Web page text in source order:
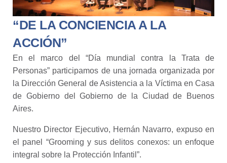
“DE LA CONCIENCIA A LA
ACCIÓN”
En el marco del “Día mundial contra la Trata de
Personas” participamos de una jornada organizada por
la Dirección General de Asistencia a la Víctima en Casa
de Gobierno del Gobierno de la Ciudad de Buenos
Aires.
Nuestro Director Ejecutivo, Hernán Navarro, expuso en
el panel “Grooming y sus delitos conexos: un enfoque
integral sobre la Protección Infantil”.